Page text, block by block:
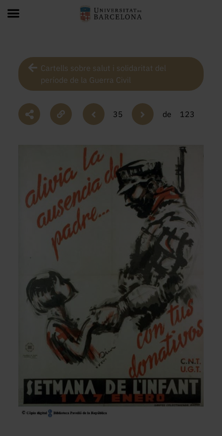
Cartells sobre salut i solidaritat del
període de la Guerra Civil
35 de 123